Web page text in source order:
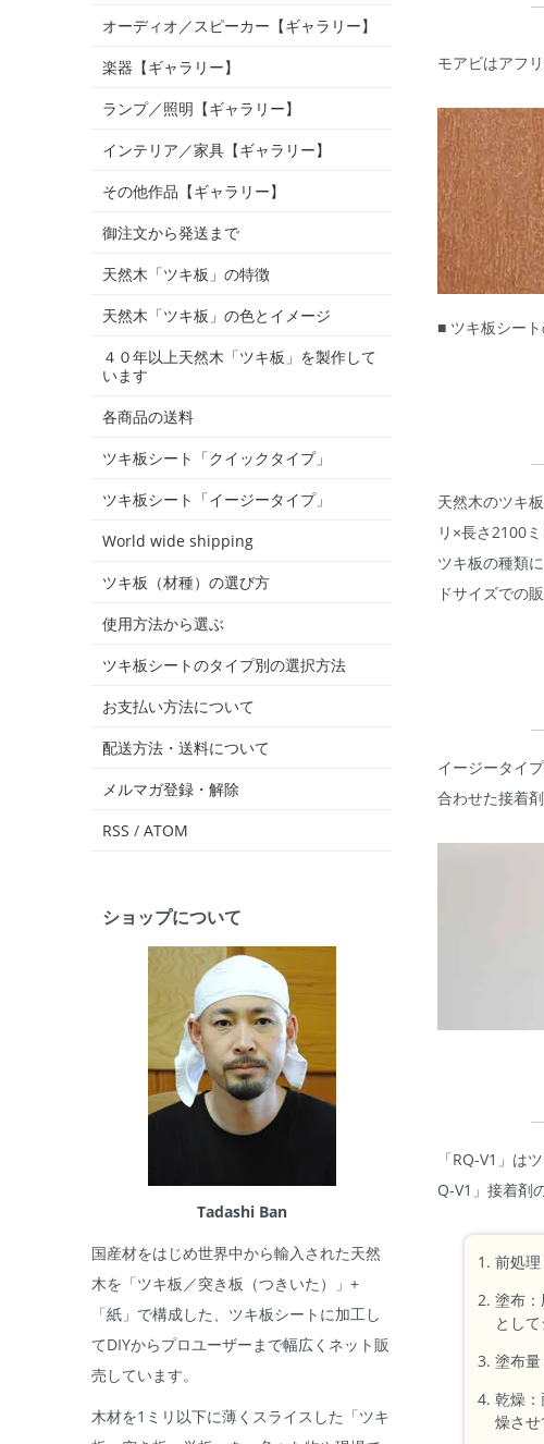
モアビはアフ
■ ツキ板シート
天然木のツキ
リ×長さ2100
ツキ板の種類
ドサイズでの
イージータイ
合わせた接着
「RQ-V1」は
Q-V1」接着剤
前処
塗布
とし
塗布
乾燥
燥させ
オーディオ／スピーカー【ギャラリー】
楽器【ギャラリー】
ランプ／照明【ギャラリー】
インテリア／家具【ギャラリー】
その他作品【ギャラリー】
御注文から発送まで
天然木「ツキ板」の特徴
天然木「ツキ板」の色とイメージ
４０年以上天然木「ツキ板」を製作して
います
各商品の送料
ツキ板シート「クイックタイプ」
ツキ板シート「イージータイプ」
World wide shipping
ツキ板（材種）の選び方
使用方法から選ぶ
ツキ板シートのタイプ別の選択方法
お支払い方法について
配送方法・送料について
メルマガ登録・解除
RSS / ATOM
ショップについて
Tadashi Ban
国産材をはじめ世界中から輸入された天然
木を「ツキ板／突き板（つきいた）」+
「紙」で構成した、ツキ板シートに加工し
てDIYからプロユーザーまで幅広くネット販
売しています。
木材を1ミリ以下に薄くスライスした「ツキ